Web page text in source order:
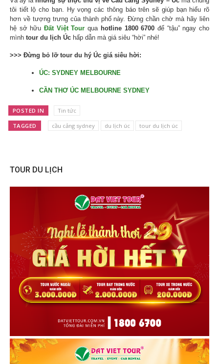
tôi tiết lộ cho bạn. Hy vọng các thông báo trên sẽ giúp bạn hiểu rõ
hơn về tượng trưng của thành phố này. Đừng chần chờ mà hãy liên
hệ sở hữu Đất Việt Tour qua hotline 1800 6700 để “tậu” ngay cho
mình tour du lịch Úc hấp dẫn mà giá siêu “hời” nhé!
>>> Đừng bỏ lỡ tour du hý Úc giá siêu hời:
ÚC: SYDNEY MELBOURNE
CẦN THƠ ÚC MELBOURNE SYDNEY
POSTED IN Tin tức
TAGGED cầu cảng sydney du lịch úc tour du lịch úc
TOUR DU LỊCH